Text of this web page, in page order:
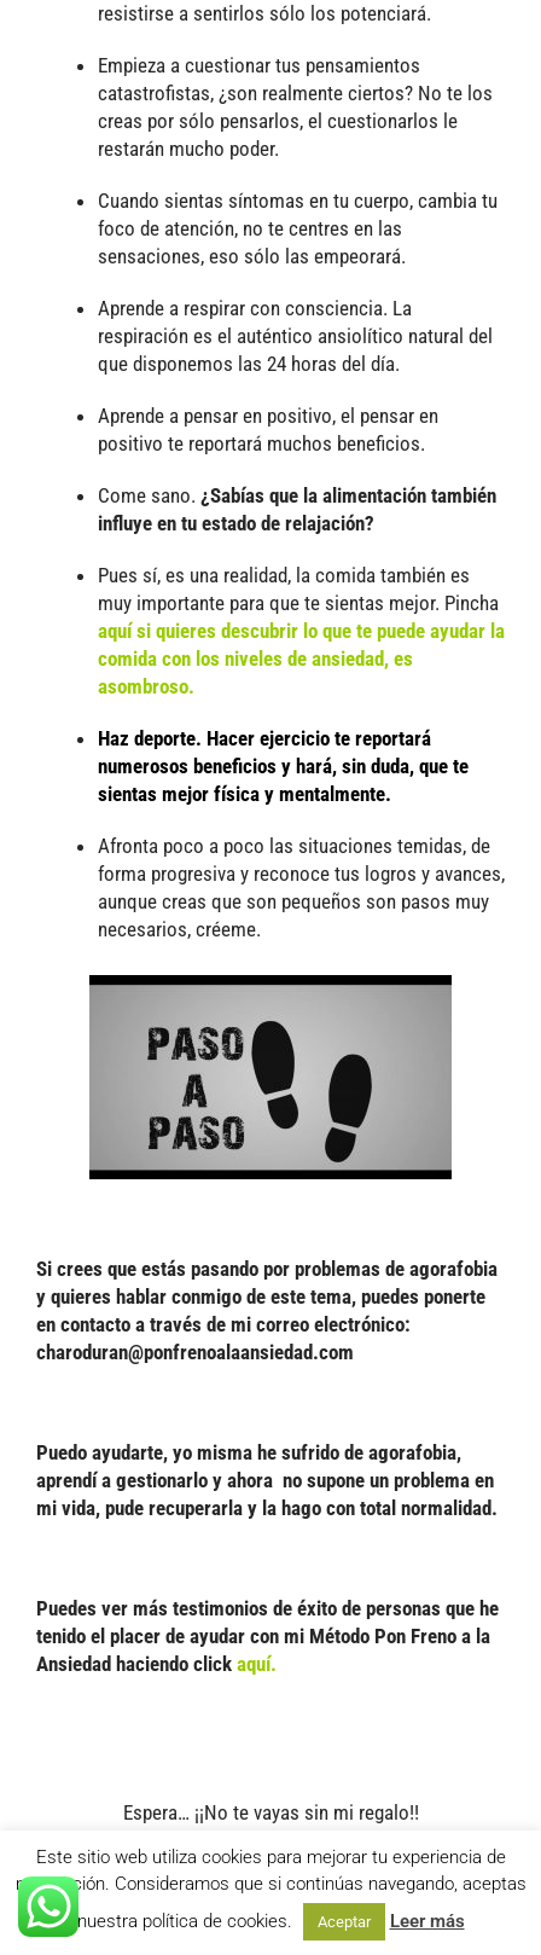
resistirse a sentirlos sólo los potenciará.
Empieza a cuestionar tus pensamientos
catastrofistas, ¿son realmente ciertos? No te los
creas por sólo pensarlos, el cuestionarlos le
restarán mucho poder.
Cuando sientas síntomas en tu cuerpo, cambia tu
foco de atención, no te centres en las
sensaciones, eso sólo las empeorará.
Aprende a respirar con consciencia. La
respiración es el auténtico ansiolítico natural del
que disponemos las 24 horas del día.
Aprende a pensar en positivo, el pensar en
positivo te reportará muchos beneficios.
Come sano. ¿Sabías que la alimentación también
influye en tu estado de relajación?
Pues sí, es una realidad, la comida también es
muy importante para que te sientas mejor. Pincha
aquí si quieres descubrir lo que te puede ayudar la
comida con los niveles de ansiedad, es
asombroso.
Haz deporte. Hacer ejercicio te reportará
numerosos beneficios y hará, sin duda, que te
sientas mejor física y mentalmente.
Afronta poco a poco las situaciones temidas, de
forma progresiva y reconoce tus logros y avances,
aunque creas que son pequeños son pasos muy
necesarios, créeme.
Si crees que estás pasando por problemas de agorafobia
y quieres hablar conmigo de este tema, puedes ponerte
en contacto a través de mi correo electrónico:
charoduran@ponfrenoalaansiedad.com
Puedo ayudarte, yo misma he sufrido de agorafobia,
aprendí a gestionarlo y ahora no supone un problema en
mi vida, pude recuperarla y la hago con total normalidad.
Puedes ver más testimonios de éxito de personas que he
tenido el placer de ayudar con mi Método Pon Freno a la
Ansiedad haciendo click aquí.
Espera… ¡¡No te vayas sin mi regalo!!
Descarga Gratis Mi Guía Práctica: “Los Siete Errores que
Multiplican tu Ansiedad y cómo evitarlos”Pincha aquí
para descargarla.
Este sitio web utiliza cookies para mejorar tu experiencia de
navegación. Consideramos que si continúas navegando, aceptas
nuestra política de cookies.
Aceptar Leer más